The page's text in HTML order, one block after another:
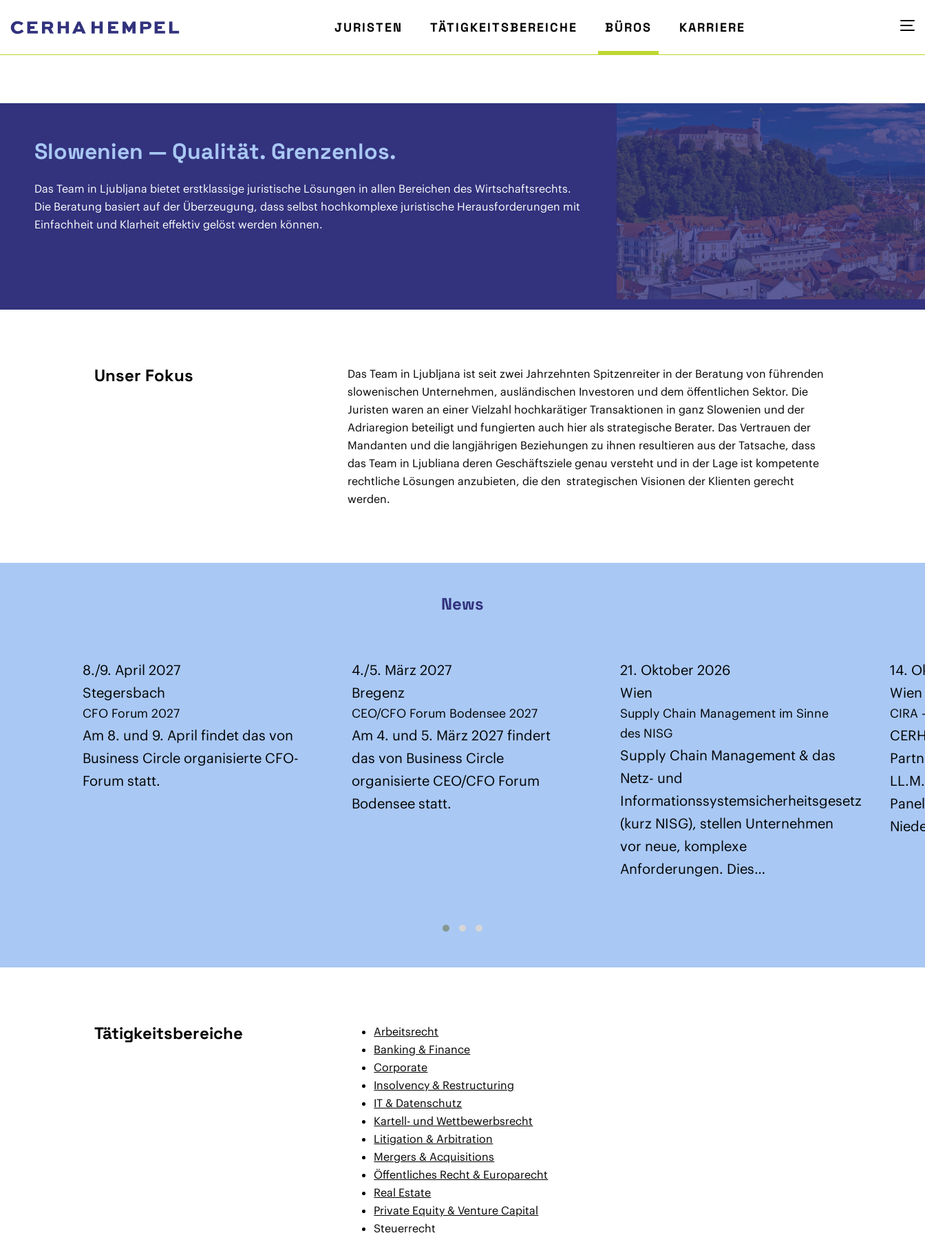
JURISTEN TÄTIGKEITSBEREICHE BÜROS KARRIERE
Slowenien — Qualität. Grenzenlos.
Das Team in Ljubljana bietet erstklassige juristische Lösungen in allen Bereichen des Wirtschaftsrechts.
Die Beratung basiert auf der Überzeugung, dass selbst hochkomplexe juristische Herausforderungen mit
Einfachheit und Klarheit effektiv gelöst werden können.
Unser Fokus
Das Team in Ljubljana ist seit zwei Jahrzehnten Spitzenreiter in der Beratung von führenden
slowenischen Unternehmen, ausländischen Investoren und dem öffentlichen Sektor. Die
Juristen waren an einer Vielzahl hochkarätiger Transaktionen in ganz Slowenien und der
Adriaregion beteiligt und fungierten auch hier als strategische Berater. Das Vertrauen der
Mandanten und die langjährigen Beziehungen zu ihnen resultieren aus der Tatsache, dass
das Team in Ljubliana deren Geschäftsziele genau versteht und in der Lage ist kompetente
rechtliche Lösungen anzubieten, die den strategischen Visionen der Klienten gerecht
werden.
News
8./9. April 2027
Stegersbach
CFO Forum 2027
Am 8. und 9. April findet das von
Business Circle organisierte CFO-
Forum statt.
4./5. März 2027
Bregenz
CEO/CFO Forum Bodensee 2027
Am 4. und 5. März 2027 findert
das von Business Circle
organisierte CEO/CFO Forum
Bodensee statt.
21. Oktober 2026
Wien
Supply Chain Management im Sinne
des NISG
Supply Chain Management & das
Netz- und
Informationssystemsicherheitsgesetz
(kurz NISG), stellen Unternehmen
vor neue, komplexe
Anforderungen. Dies…
14.
Wien
CIRA
Tätigkeitsbereiche
Arbeitsrecht
Banking & Finance
Corporate
Insolvency & Restructuring
IT & Datenschutz
Kartell- und Wettbewerbsrecht
Litigation & Arbitration
Mergers & Acquisitions
Öffentliches Recht & Europarecht
Real Estate
Private Equity & Venture Capital
Steuerrecht